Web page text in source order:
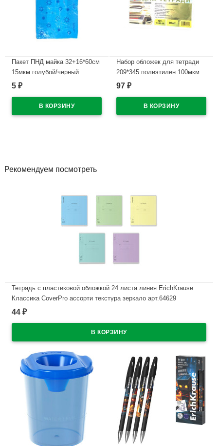
Пакет ПНД майка 32+16*60см
15мкм голубой/черный
ЗВЁЗДЫ (Ст.50/1000)
5 ₽
Набор обложек для тетради
209*345 полиэтилен 100мкм
10 штук в наборе арт Т100-10
97 ₽
Рекомендуем посмотреть
Тетрадь с пластиковой обложкой 24 листа линия ErichKrause
Классика CoverPrо ассорти текстура зеркало арт.64629
В наличии
44 ₽